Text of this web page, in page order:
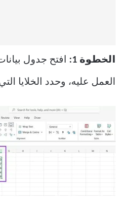
الخطوة 1: افتح جدول
العمل عليه، وحدد الخلايا